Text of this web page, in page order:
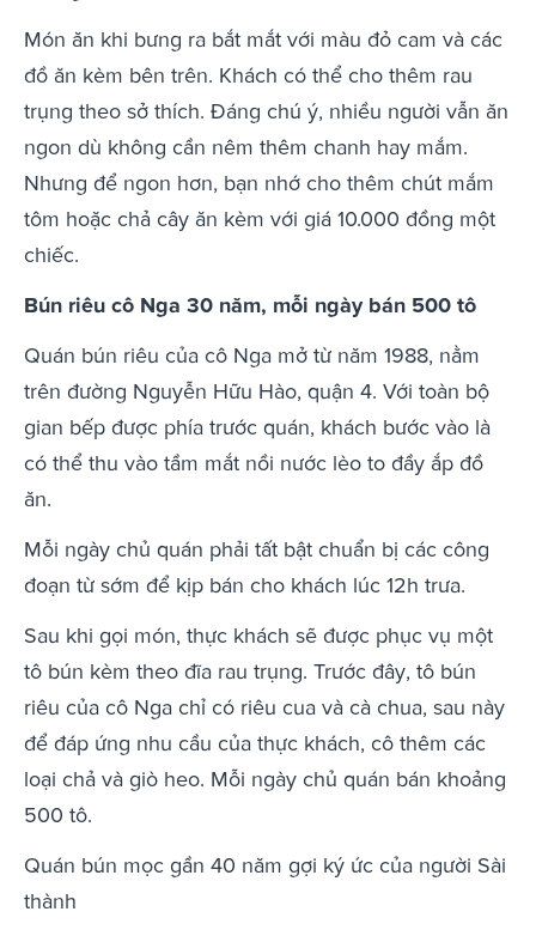
Món ăn khi bưng ra bắt mắt với màu đỏ cam và các
đồ ăn kèm bên trên. Khách có thể cho thêm rau
trụng theo sở thích. Đáng chú ý, nhiều người vẫn ăn
ngon dù không cần nêm thêm chanh hay mắm.
Nhưng để ngon hơn, bạn nhớ cho thêm chút mắm
tôm hoặc chả cây ăn kèm với giá 10.000 đồng một
chiếc.
Bún riêu cô Nga 30 năm, mỗi ngày bán 500 tô
Quán bún riêu của cô Nga mở từ năm 1988, nằm
trên đường Nguyễn Hữu Hào, quận 4. Với toàn bộ
gian bếp được phía trước quán, khách bước vào là
có thể thu vào tầm mắt nồi nước lèo to đầy ắp đồ
ăn.
Mỗi ngày chủ quán phải tất bật chuẩn bị các công
đoạn từ sớm để kịp bán cho khách lúc 12h trưa.
Sau khi gọi món, thực khách sẽ được phục vụ một
tô bún kèm theo đĩa rau trụng. Trước đây, tô bún
riêu của cô Nga chỉ có riêu cua và cà chua, sau này
để đáp ứng nhu cầu của thực khách, cô thêm các
loại chả và giò heo. Mỗi ngày chủ quán bán khoảng
500 tô.
Quán bún mọc gần 40 năm gợi ký ức của người Sài
thành